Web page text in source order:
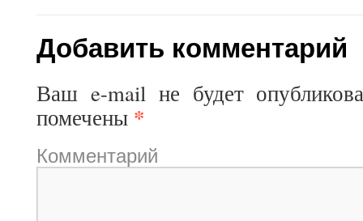
Добавить комментарий
Ваш e-mail не будет
помечены *
Комментарий